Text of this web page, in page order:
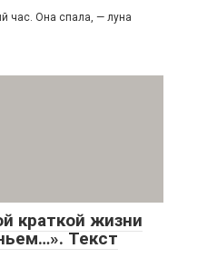
час. Она спала, — луна
краткой жизни
Текст